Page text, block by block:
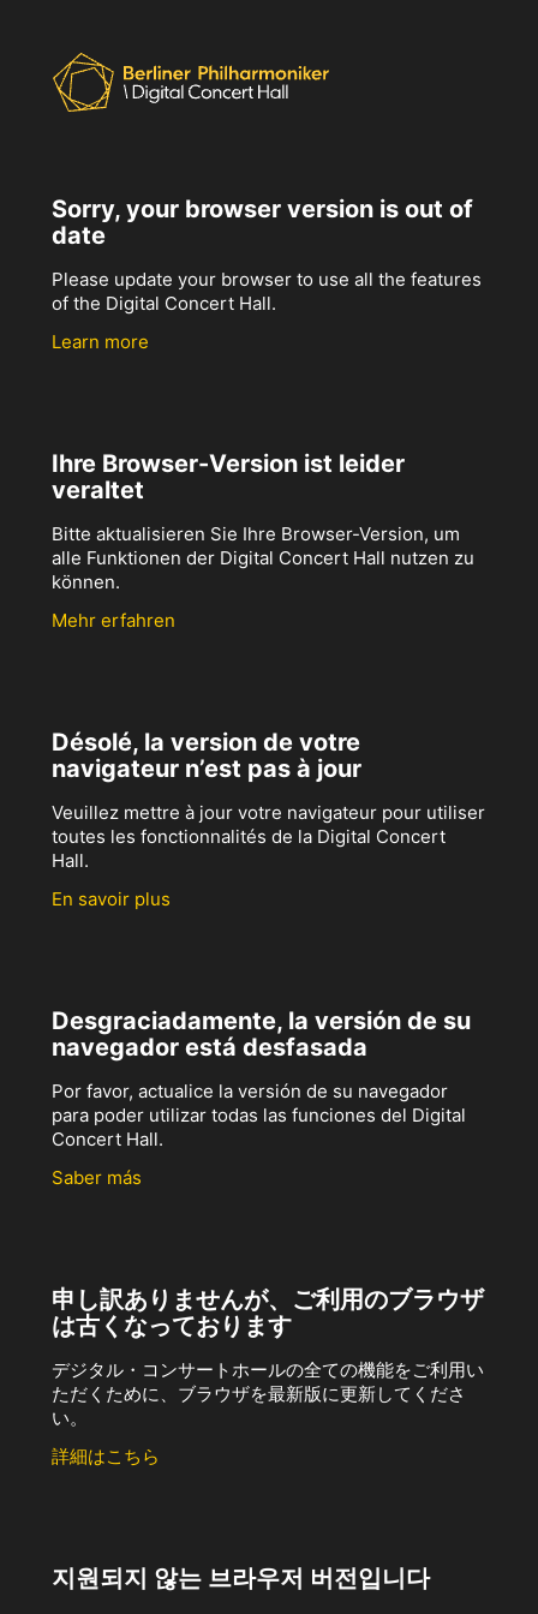
Sorry, your browser version is out of
date
Please update your browser to use all the features
of the Digital Concert Hall.
Learn more
Ihre Browser-Version ist leider
veraltet
Bitte aktualisieren Sie Ihre Browser-Version, um
alle Funktionen der Digital Concert Hall nutzen zu
können.
Mehr erfahren
Désolé, la version de votre
navigateur n’est pas à jour
Veuillez mettre à jour votre navigateur pour utiliser
toutes les fonctionnalités de la Digital Concert
Hall.
En savoir plus
Desgraciadamente, la versión de su
navegador está desfasada
Por favor, actualice la versión de su navegador
para poder utilizar todas las funciones del Digital
Concert Hall.
Saber más
申し訳ありませんが、ご利用のブラウザ
は古くなっております
デジタル・コンサートホールの全ての機能をご利用い
ただくために、ブラウザを最新版に更新してくださ
い。
詳細はこちら
지원되지 않는 브라우저 버전입니다